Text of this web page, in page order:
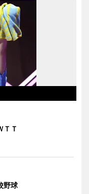
Ｔ
野球